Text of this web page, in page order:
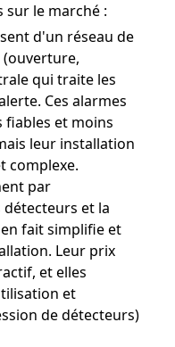
le marché :
d'un réseau de
qui traite les
Ces alarmes
et moins
leur installation
complexe.
par
et la
fait simplifie et
Leur prix
et elles
et
de détecteurs)